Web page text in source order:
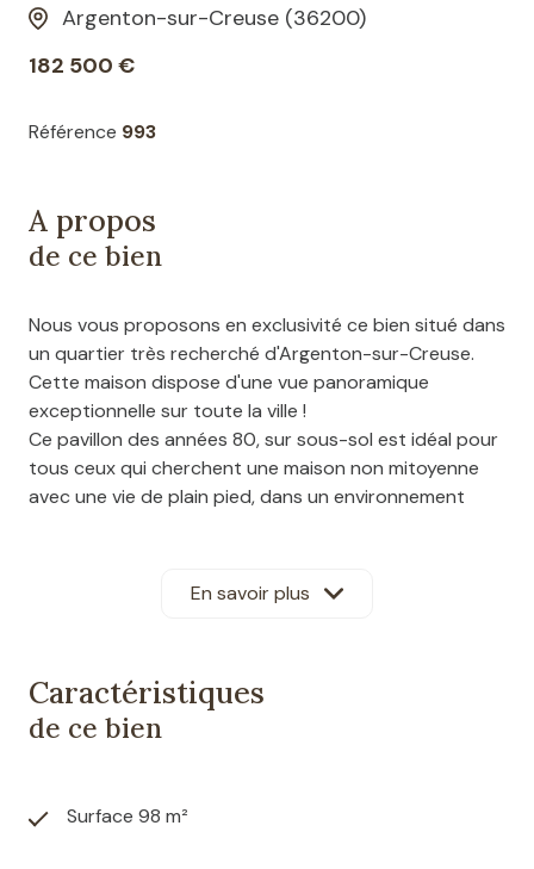
Argenton-sur-Creuse (36200)
182 500 €
Référence 993
A propos
de ce bien
Nous vous proposons en exclusivité ce bien situé dans
un quartier très recherché d'Argenton-sur-Creuse.
Cette maison dispose d'une vue panoramique
exceptionnelle sur toute la ville !
Ce pavillon des années 80, sur sous-sol est idéal pour
tous ceux qui cherchent une maison non mitoyenne
avec une vie de plain pied, dans un environnement
Ce bien dispose d'une entrée desservant une cuisine
séparée aménagée et équipée, un salon-séjour
chambres et d'une salle d'eau.
Des escaliers vous conduiront à une grande
pièce en enfilade.
En savoir plus
Caractéristiques
de ce bien
Surface 98 m²